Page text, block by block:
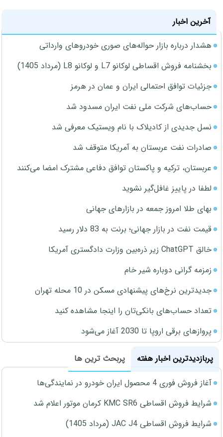
آخرین اخبار
هشدار درباره بازار حواله‌های صوری خودروهای وارداتی
بخشنامه فروش اقساطی لوکانو L7 و لوکانو L8 (مرداد 1405)
جزئیات توافق احتمالی ایران و عمان در هرمز
حساب‌های شرکت ملی نفت ایران مسدود شد
نسل جدیدی از کادیلاک با نام ویستیک معرفی شد
صادرات نفت عربستان به آمریکا متوقف شد
عربستان، ترکیه و پاکستان توافق دفاعی مشترک امضا می‌کنند
لطفا در پاییز غافل‌گیر نشوید
بهای طلا امروز جمعه در بازارهای جهانی
قیمت نفت در بازار جهانی؛ برنت به 83 دلار رسید
خالق ChatGPT زیر ذره‌بین وزارت دادگستری آمریکا
زمزمه گرانی دوباره شیر خام
جدیدترین نرخ‌های پیشنهادی مسکن در 10 محله تهران
تعداد حساب‌های بانکی‌تان را اینجا مشاهده کنید
پروازهای برقی اروپا تا 2030 آغاز می‌شود
پربازدیدترین اخبار هفته
پربحث ترین ها
آغاز فروش فوری 4 محصول ایران خودرو در نمایندگی‌ها
شرایط فروش اقساطی KMC SR6 کرمان موتور اعلام شد
شرایط فروش اقساطی JAC J4 (مرداد 1405)